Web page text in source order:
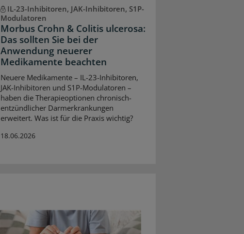
IL-23-Inhibitoren, JAK-Inhibitoren, S1P-
Modulatoren
Morbus Crohn & Colitis ulcerosa:
Das sollten Sie bei der
Anwendung neuerer
Medikamente beachten
Neuere Medikamente – IL-23-Inhibitoren,
JAK-Inhibitoren und S1P-Modulatoren –
haben die Therapieoptionen chronisch-
entzündlicher Darmerkrankungen
erweitert. Was ist für die Praxis wichtig?
18.06.2026